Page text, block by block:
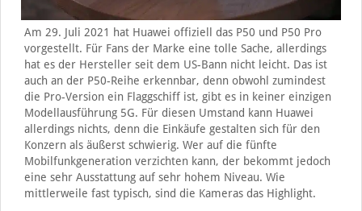
Am 29. Juli 2021 hat Huawei offiziell das P50 und P50 Pro
vorgestellt. Für Fans der Marke eine tolle Sache, allerdings
hat es der Hersteller seit dem US-Bann nicht leicht. Das ist
auch an der P50-Reihe erkennbar, denn obwohl zumindest
die Pro-Version ein Flaggschiff ist, gibt es in keiner einzigen
Modellausführung 5G. Für diesen Umstand kann Huawei
allerdings nichts, denn die Einkäufe gestalten sich für den
Konzern als äußerst schwierig. Wer auf die fünfte
Mobilfunkgeneration verzichten kann, der bekommt jedoch
eine sehr Ausstattung auf sehr hohem Niveau. Wie
mittlerweile fast typisch, sind die Kameras das Highlight.